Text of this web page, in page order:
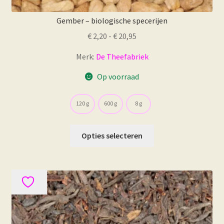
Gember – biologische specerijen
€ 2,20 - € 20,95
tot
€ 20,95
Merk: De Theefabriek
Op voorraad
120 g 600 g 8 g
Opties selecteren
variaties.
Deze
optie
kan